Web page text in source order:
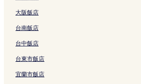
r
e
n
e
e
n
t
n
a
l
的
結
n
V
i
C
n
t
r
a
d
r
d
連
結
l
a
s
a
i
o
n
的
連
結
i
d
的
結
i
r
p
r
的
連
結
a
ñ
a
連
大阪飯店
台南飯店
台中飯店
台東市飯店
宜蘭市飯店